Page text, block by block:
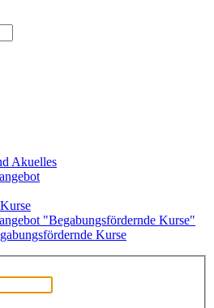
Akuelles
"Begabungsfördernde Kurse"
Kurse